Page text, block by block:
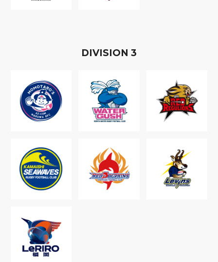
DIVISION 3